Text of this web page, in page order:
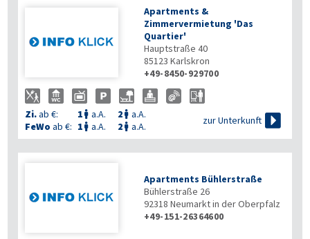
Apartments &
Zimmervermietung 'Das
Quartier'
Hauptstraße 40
85123 Karlskron
+49-8450-929700
Zi.ab €: 1  a.A. 2  a.A.
FeWo ab €: 1  a.A. 2  a.A.
zur Unterkunft 
Apartments Bühlerstraße
Bühlerstraße 26
92318 Neumarkt in der Oberpfalz
+49-151-26364600